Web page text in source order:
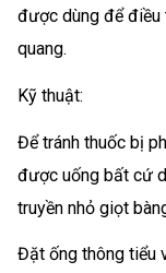
được dùng để điều
quang.
Kỹ thuật:
Để tránh thuốc bị
được uống bất cứ
truyền nhỏ giọt
Đặt ống thông tiểu